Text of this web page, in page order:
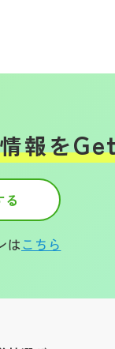
報を
はこちら